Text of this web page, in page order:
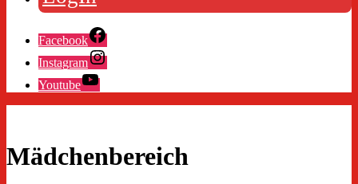
Facebook
Instagram
Youtube
Mädchenbereich